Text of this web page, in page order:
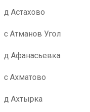
д Астахово
с Атманов Угол
д Афанасьевка
с Ахматово
д Ахтырка